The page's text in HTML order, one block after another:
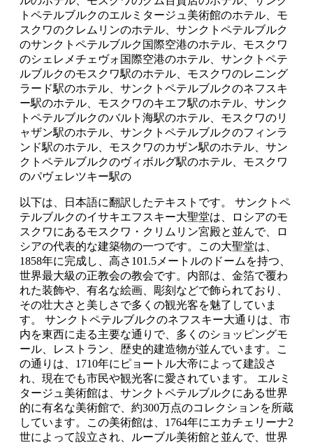
トペテルブルクのエルミタージュ美術館のホテル、モ
スクワのクレムリンのホテル、サンクトペテルブルク
のサンクトペテルブルク国際空港のホテル、モスクワ
のシェレメチェヴォ国際空港のホテル、サンクトペテ
ルブルクのモスクワ駅のホテル、モスクワのレニング
ラード駅のホテル、サンクトペテルブルクのネフスキ
ー駅のホテル、モスクワのキエフ駅のホテル、サンク
トペテルブルクのバルト海駅のホテル、モスクワのリ
ャザン駅のホテル、サンクトペテルブルクのフィンラ
ンド駅のホテル、モスクワのカザン駅のホテル、サン
クトペテルブルクのヴィボルグ駅のホテル、モスクワ
のパヴェレツキー駅の
以下は、日本語に翻訳したテキストです。 サンクトペ
テルブルクのイサキエフスキー大聖堂は、ロシアのモ
スクワにあるモスクワ・クリムリン宮殿と並んで、ロ
シアの代表的な建築物の一つです。この大聖堂は、
1858年に完成し、高さ101.5メートルのドームを持つ、
世界最大級の正教会の教会です。内部は、金箔で覆わ
れた装飾や、有名な絵画、彫刻などで飾られており、
その壮大さと美しさで多くの観光客を魅了していま
す。 サンクトペテルブルクのネフスキー大通りは、市
内を東西に走る主要な通りで、多くのショッピングモ
ール、レストラン、歴史的建造物が並んでいます。こ
の通りは、1710年にピョートル大帝によって建設さ
れ、現在でも市民や観光客に愛されています。 エルミ
タージュ美術館は、サンクトペテルブルクにある世界
的に有名な美術館で、約300万点のコレクションを所蔵
しています。この美術館は、1764年にエカチェリーナ2
世によって設立され、ルーブル美術館と並んで、世界